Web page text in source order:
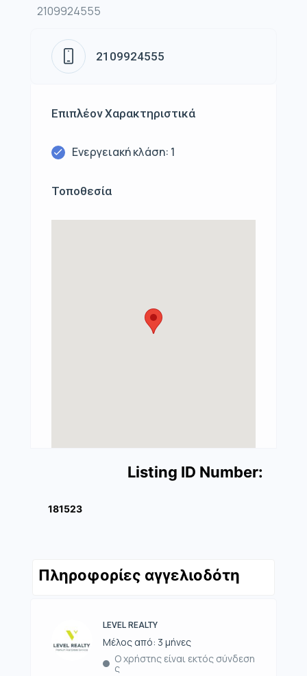
2109924555
2109924555
Επιπλέον Χαρακτηριστικά
Ενεργειακή κλάση: 1
Τοποθεσία
Listing ID Number:
181523
Πληροφορίες αγγελιοδότη
LEVEL REALTY
Μέλος από: 3 μήνες
Ο χρήστης είναι εκτός σύνδεση
ς